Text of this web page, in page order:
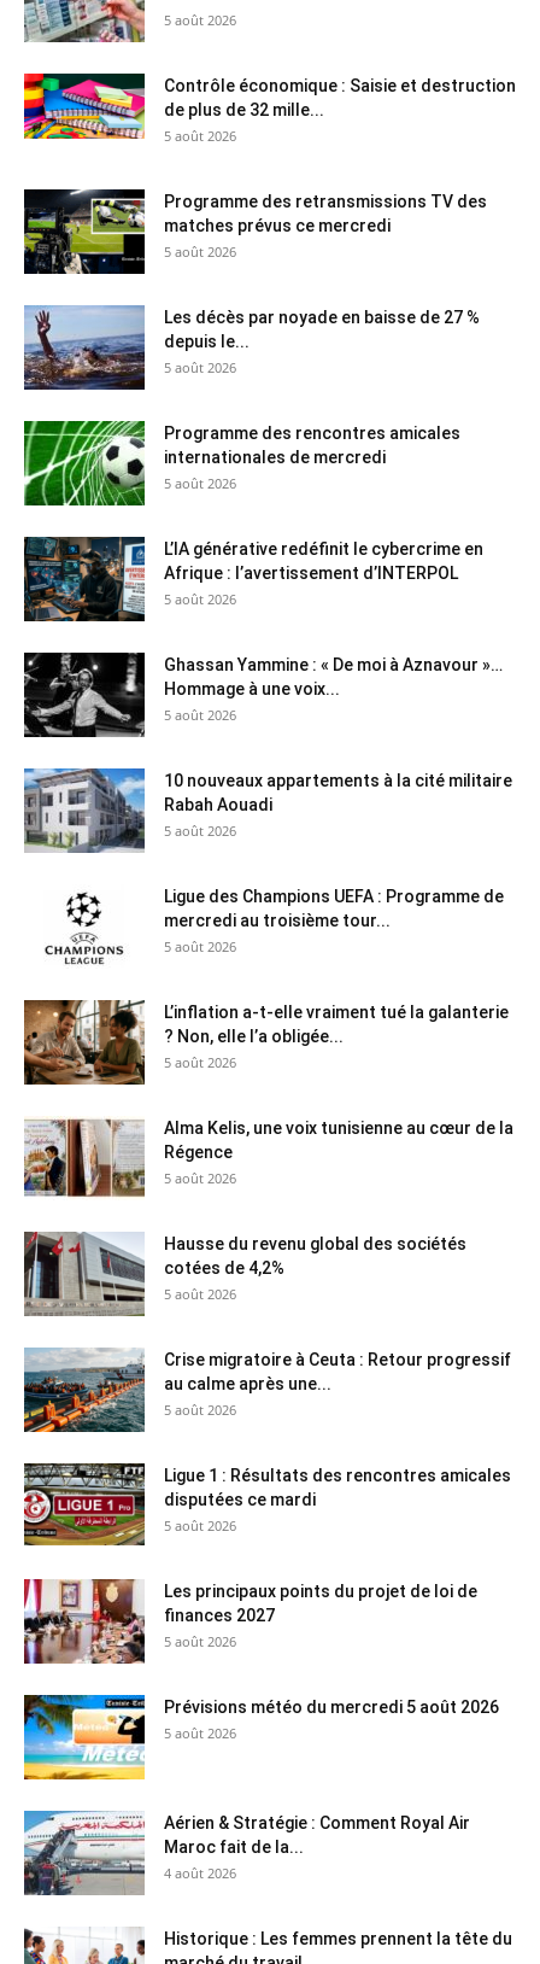
5 août 2026
Contrôle économique : Saisie et destruction
de plus de 32 mille...
5 août 2026
Programme des retransmissions TV des
matches prévus ce mercredi
5 août 2026
Les décès par noyade en baisse de 27 %
depuis le...
5 août 2026
Programme des rencontres amicales
internationales de mercredi
5 août 2026
L’IA générative redéfinit le cybercrime en
Afrique : l’avertissement d’INTERPOL
5 août 2026
Ghassan Yammine : « De moi à Aznavour »…
Hommage à une voix...
5 août 2026
10 nouveaux appartements à la cité militaire
Rabah Aouadi
5 août 2026
Ligue des Champions UEFA : Programme de
mercredi au troisième tour...
5 août 2026
L’inflation a-t-elle vraiment tué la galanterie
? Non, elle l’a obligée...
5 août 2026
Alma Kelis, une voix tunisienne au cœur de la
Régence
5 août 2026
Hausse du revenu global des sociétés
cotées de 4,2%
5 août 2026
Crise migratoire à Ceuta : Retour progressif
au calme après une...
5 août 2026
Ligue 1 : Résultats des rencontres amicales
disputées ce mardi
5 août 2026
Les principaux points du projet de loi de
finances 2027
5 août 2026
Prévisions météo du mercredi 5 août 2026
5 août 2026
Aérien & Stratégie : Comment Royal Air
Maroc fait de la...
4 août 2026
Historique : Les femmes prennent la tête du